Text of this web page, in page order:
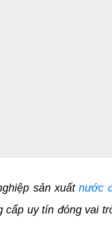
sản xuấtnước
cấp uy tín đóng vai